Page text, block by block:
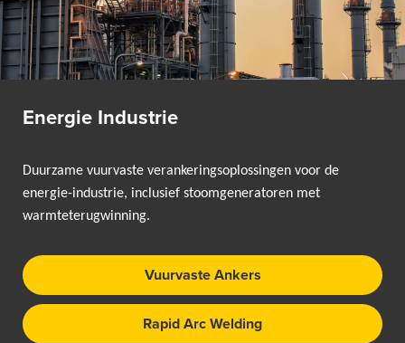
Energie Industrie
Duurzame vuurvaste verankeringsoplossingen voor de
energie-industrie, inclusief stoomgeneratoren met
warmteterugwinning.
Vuurvaste Ankers
Rapid Arc Welding